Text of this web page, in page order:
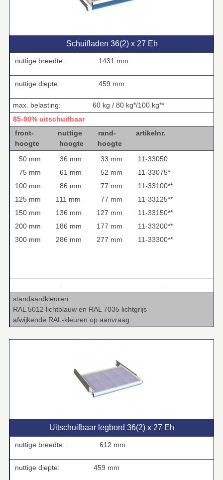
Schuifladen 36(2) x 27 Eh
nuttige breedte: 1431 mm
nuttige diepte: 459 mm
max. belasting: 60 kg / 80 kg*/100 kg**
85-90% uitschuifbaar
front- nuttige rand- artikelnr.
hoogte hoogte hoogte
50 mm
36 mm 33 mm
11-33050
75 mm
61 mm 52 mm
11-33075*
100 mm
86 mm 77 mm
11-33100**
125 mm
111 mm 77 mm
11-33125**
150 mm
136 mm 127 mm
11-33150**
200 mm
186 mm 177 mm
11-33200**
300 mm
286 mm 277 mm 11-33300**
.
.
standaardkleuren:
RAL 5012 lichtblauw en RAL 7035 lichtgrijs
afwijkende RAL-kleuren op aanvraag
Uitschuifbaar legbord 36(2) x 27 Eh
nuttige breedte: 612 mm
nuttige diepte: 459 mm